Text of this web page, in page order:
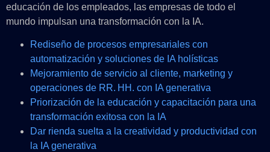
educación de los empleados, las empresas de todo el
mundo impulsan una transformación con la IA.
Rediseño de procesos empresariales con
automatización y soluciones de IA holísticas
Mejoramiento de servicio al cliente, marketing y
operaciones de RR. HH. con IA generativa
Priorización de la educación y capacitación para una
transformación exitosa con la IA
Dar rienda suelta a la creatividad y productividad con
la IA generativa